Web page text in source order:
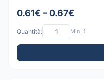
0.61€ – 0.67€
Quantità: Min: 1